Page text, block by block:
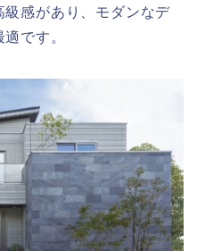
感があり、モダンなデ
です。